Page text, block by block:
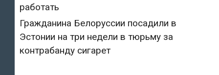
работать
Гражданина Белоруссии посадили в
Эстонии на три недели в тюрьму за
контрабанду сигарет